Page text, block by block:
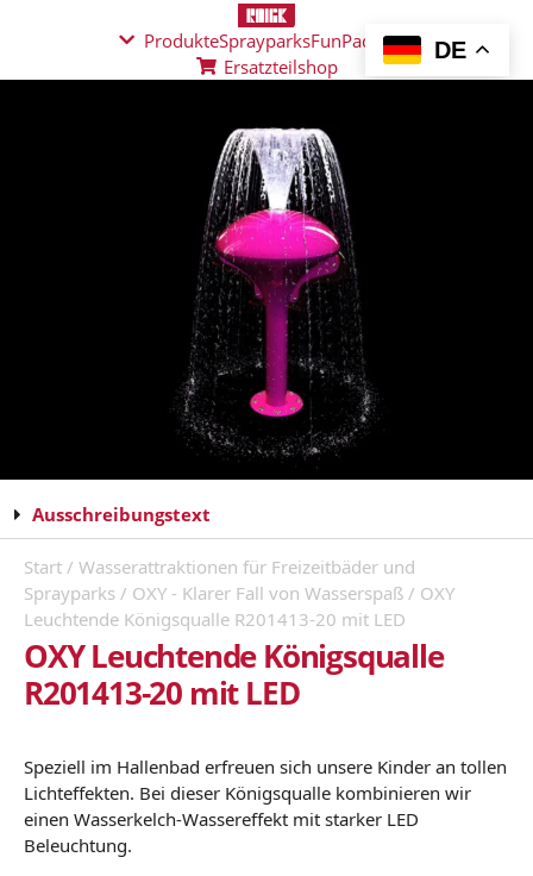
ProdukteSprayparksFunPad
News
Ersatzteilshop
Ausschreibungstext
Start / Wasserattraktionen für Freizeitbäder und
Sprayparks / OXY - Klarer Fall von Wasserspaß / OXY
Leuchtende Königsqualle R201413-20 mit LED
OXY Leuchtende Königsqualle
R201413-20 mit LED
Speziell im Hallenbad erfreuen sich unsere Kinder an tollen
Lichteffekten. Bei dieser Königsqualle kombinieren wir
einen Wasserkelch-Wassereffekt mit starker LED
Beleuchtung.
DE